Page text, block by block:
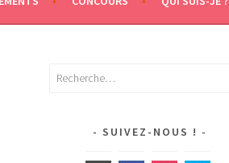
Rechercher :
SUIVEZ-NOUS !